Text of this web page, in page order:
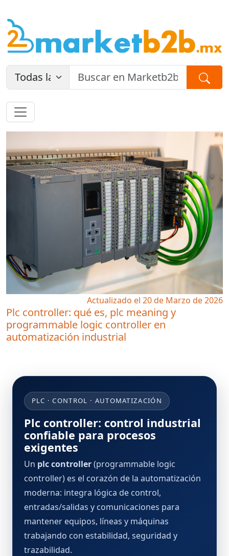
Actualizado el 20 de Marzo de 2026
Plc controller: qué es, plc meaning y
programmable logic controller en
automatización industrial
PLC · CONTROL · AUTOMATIZACIÓN
Plc controller: control industrial
confiable para procesos
exigentes
Un plc controller(programmable logic
controller) es el corazón de la automatización
moderna: integra lógica de control,
entradas/salidas y comunicaciones para
mantener equipos, líneas y máquinas
trabajando con estabilidad, seguridad y
trazabilidad.